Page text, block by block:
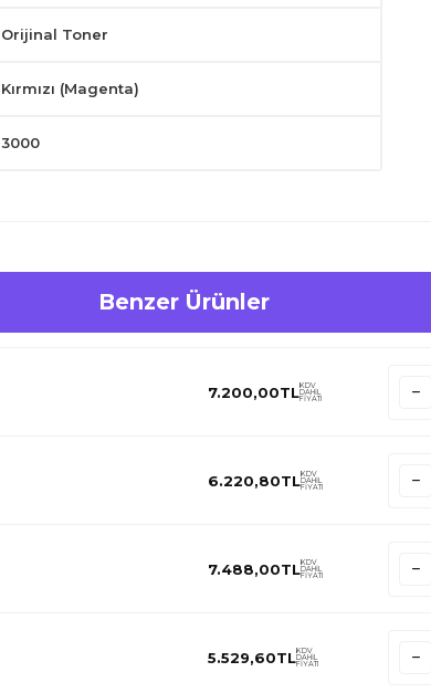
Orijinal Toner
Kırmızı (Magenta)
3000
Benzer Ürünler
7.200,00TLKDV
DAHİL
FİYATI
6.220,80TLKDV
DAHİL
FİYATI
7.488,00TLKDV
DAHİL
FİYATI
5.529,60TLKDV
DAHİL
FİYATI